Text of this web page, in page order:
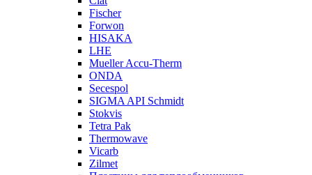
Fischer
Forwon
HISAKA
LHE
Mueller Accu-Therm
ONDA
Secespol
SIGMA API Schmidt
Stokvis
Tetra Pak
Thermowave
Vicarb
Zilmet